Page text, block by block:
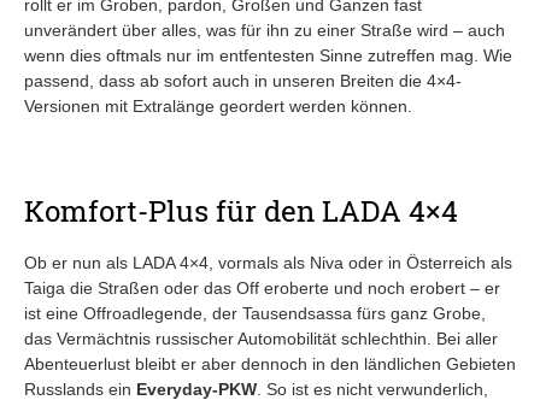
rollt er im Groben, pardon, Großen und Ganzen fast
unverändert über alles, was für ihn zu einer Straße wird – auch
wenn dies oftmals nur im entfentesten Sinne zutreffen mag. Wie
passend, dass ab sofort auch in unseren Breiten die 4×4-
Versionen mit Extralänge geordert werden können.
Komfort-Plus für den LADA 4×4
Ob er nun als LADA 4×4, vormals als Niva oder in Österreich als
Taiga die Straßen oder das Off eroberte und noch erobert – er
ist eine Offroadlegende, der Tausendsassa fürs ganz Grobe,
das Vermächtnis russischer Automobilität schlechthin. Bei aller
Abenteuerlust bleibt er aber dennoch in den ländlichen Gebieten
Russlands ein Everyday-PKW . So ist es nicht verwunderlich,